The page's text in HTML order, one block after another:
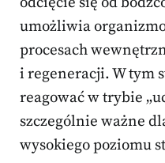
umożliwia
procesach
i regeneracji. W tym
reagować w trybie
szczególnie ważne
wysokiego poziomu